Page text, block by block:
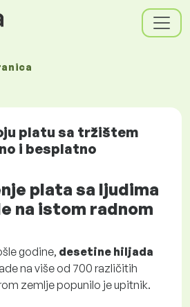
platu sa tržištem
i besplatno
plata sa ljudima
na istom radnom
godine, desetine hiljada
na više od 700 različitih
zemlje popunilo je upitnik.